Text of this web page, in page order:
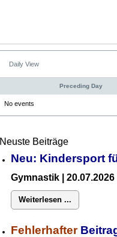
Daily View
Preceding Day
No events
Neuste Beiträge
Neu: Kindersport
Gymnastik | 20.07.2026
Weiterlesen ...
Fehlerhafter